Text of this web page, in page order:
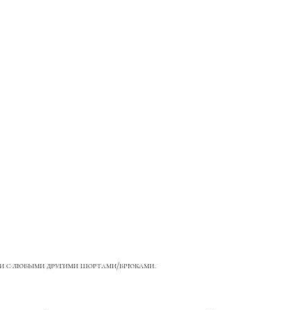
и с любыми другими шортами/брюками.